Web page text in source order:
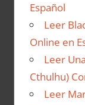
Español
Leer
Online en
Leer
Cthulhu)
Leer